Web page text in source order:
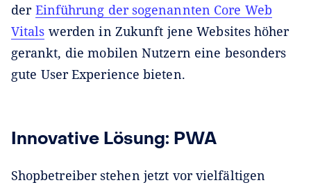
der Einführung der sogenannten Core Web
Vitals werden in Zukunft jene Websites höher
gerankt, die mobilen Nutzern eine besonders
gute User Experience bieten.
Innovative Lösung: PWA
Shopbetreiber stehen jetzt vor vielfältigen